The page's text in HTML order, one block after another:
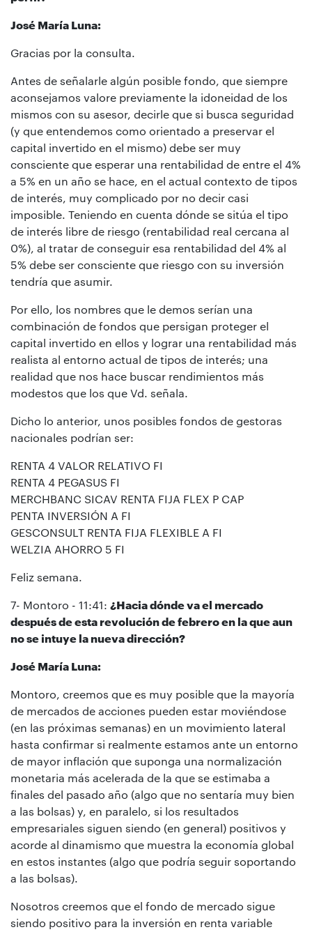
José María Luna:
Gracias por la consulta.
Antes de señalarle algún posible fondo, que siempre
aconsejamos valore previamente la idoneidad de los
mismos con su asesor, decirle que si busca seguridad
(y que entendemos como orientado a preservar el
capital invertido en el mismo) debe ser muy
consciente que esperar una rentabilidad de entre el 4%
a 5% en un año se hace, en el actual contexto de tipos
de interés, muy complicado por no decir casi
imposible. Teniendo en cuenta dónde se sitúa el tipo
de interés libre de riesgo (rentabilidad real cercana al
0%), al tratar de conseguir esa rentabilidad del 4% al
5% debe ser consciente que riesgo con su inversión
tendría que asumir.
Por ello, los nombres que le demos serían una
combinación de fondos que persigan proteger el
capital invertido en ellos y lograr una rentabilidad más
realista al entorno actual de tipos de interés; una
realidad que nos hace buscar rendimientos más
modestos que los que Vd. señala.
Dicho lo anterior, unos posibles fondos de gestoras
nacionales podrían ser:
RENTA 4 VALOR RELATIVO FI
RENTA 4 PEGASUS FI
MERCHBANC SICAV RENTA FIJA FLEX P CAP
PENTA INVERSIÓN A FI
GESCONSULT RENTA FIJA FLEXIBLE A FI
WELZIA AHORRO 5 FI
Feliz semana.
7- Montoro - 11:41: ¿Hacia dónde va el mercado
después de esta revolución de febrero en la que aun
no se intuye la nueva dirección?
José María Luna:
Montoro, creemos que es muy posible que la mayoría
de mercados de acciones pueden estar moviéndose
(en las próximas semanas) en un movimiento lateral
hasta confirmar si realmente estamos ante un entorno
de mayor inflación que suponga una normalización
monetaria más acelerada de la que se estimaba a
finales del pasado año (algo que no sentaría muy bien
a las bolsas) y, en paralelo, si los resultados
empresariales siguen siendo (en general) positivos y
acorde al dinamismo que muestra la economía global
en estos instantes (algo que podría seguir soportando
a las bolsas).
Nosotros creemos que el fondo de mercado sigue
siendo positivo para la inversión en renta variable